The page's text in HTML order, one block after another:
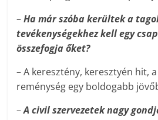
–Ha már szóba kerültek a
tevékenységekhez kell egy
összefogja őket?
– A keresztény, keresztyén hit,
reménység egy boldogabb
–A civil szervezetek nagy